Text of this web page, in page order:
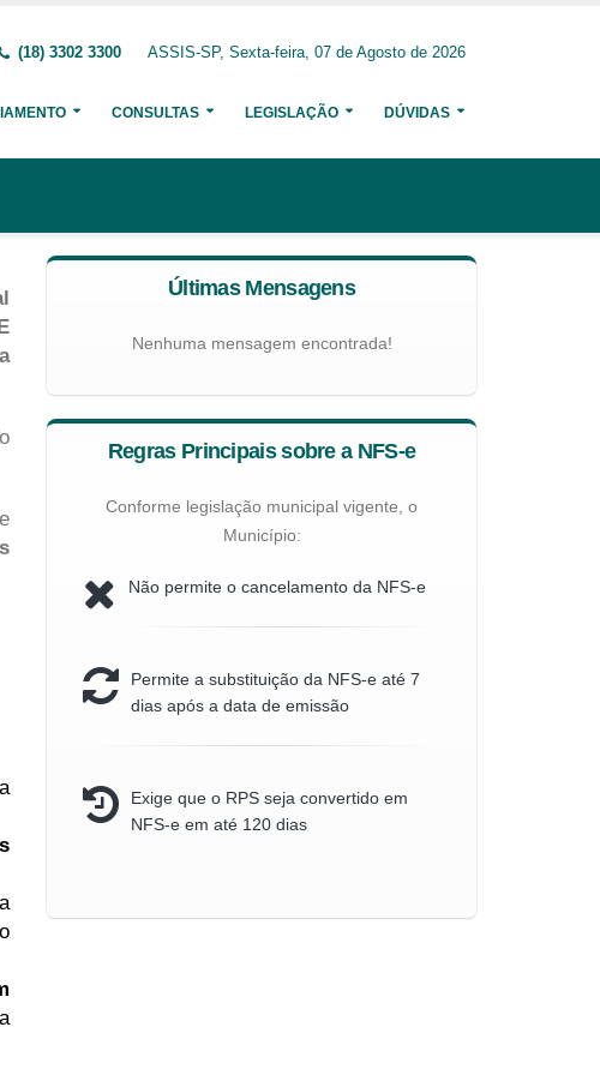
(18) 3302 3300 ASSIS-SP, Sexta-feira, 07 de Agosto de 2026
CONSULTAS LEGISLAÇÃO DÚVIDAS
Últimas Mensagens
Nenhuma mensagem encontrada!
Regras Principais sobre a NFS-e
Conforme legislação municipal vigente, o
Município:
Não permite o cancelamento da NFS-e
Permite a substituição da NFS-e até 7
dias após a data de emissão
Exige que o RPS seja convertido em
NFS-e em até 120 dias